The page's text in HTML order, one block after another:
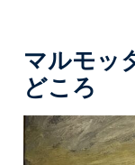
マルモッ
どころ